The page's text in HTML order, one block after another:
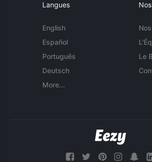
Langues
English
Español
Português
Deutsch
More...
Le